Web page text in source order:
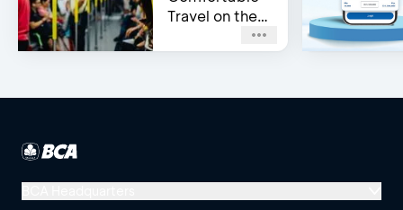
Travel on the
Jakarta MRT
with a BCA